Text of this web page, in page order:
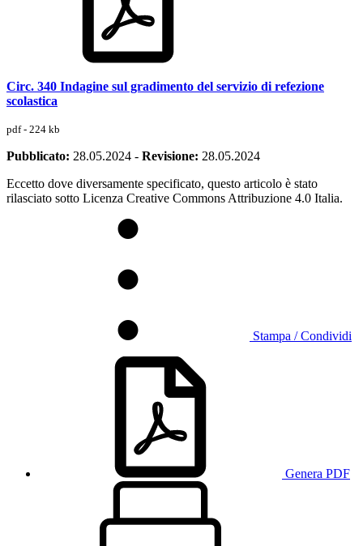
Circ. 340 Indagine sul gradimento del servizio di refezione
scolastica
pdf - 224 kb
Pubblicato: 28.05.2024 - Revisione: 28.05.2024
Eccetto dove diversamente specificato, questo articolo è stato
rilasciato sotto Licenza Creative Commons Attribuzione 4.0 Italia.
Stampa / Condividi
Genera PDF